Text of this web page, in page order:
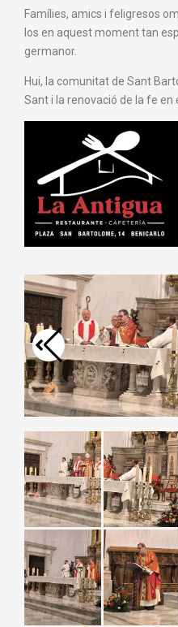
Famílies, amics i feligresos
los en aquest moment tan
germanor.
Hui, la comunitat de Sant
Sant i la renovació de la fe en